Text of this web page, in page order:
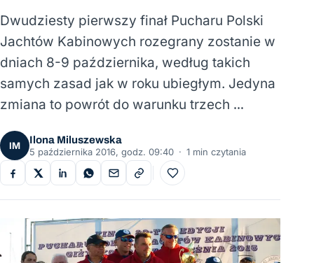
Dwudziesty pierwszy finał Pucharu Polski
Jachtów Kabinowych rozegrany zostanie w
dniach 8-9 października, według takich
samych zasad jak w roku ubiegłym. Jedyna
zmiana to powrót do warunku trzech …
IM
Ilona Miluszewska
5 października 2016, godz. 09:40 · 1 min czytania
Do ulubionych